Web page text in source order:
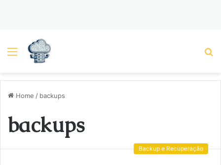
Menu
Home / backups
backups
Backup e Recuperação